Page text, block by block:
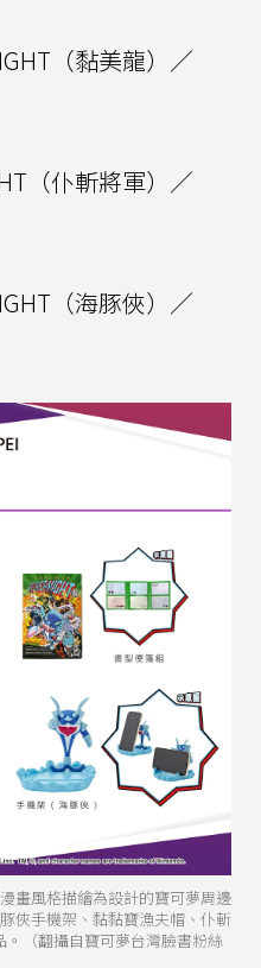
（黏美龍）／
（仆斬將軍）／
（海豚俠）／
畫風格描繪為設計的寶可夢周邊
俠手機架、黏黏寶漁夫帽、仆斬
（翻攝自寶可夢台灣臉書粉絲